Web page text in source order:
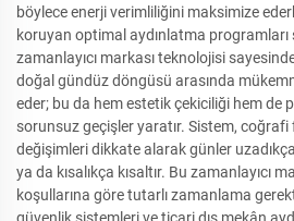
böylece enerji verimliliğini maksimize
koruyan optimal aydınlatma programları
zamanlayıcı markası teknolojisi
doğal gündüz döngüsü arasında
eder; bu da hem estetik çekiciliği hem de
sorunsuz geçişler yaratır. Sistem, coğrafi
değişimleri dikkate alarak günler
ya da kısalıkça kısaltır. Bu zamanlayıcı
koşullarına göre tutarlı zamanlama